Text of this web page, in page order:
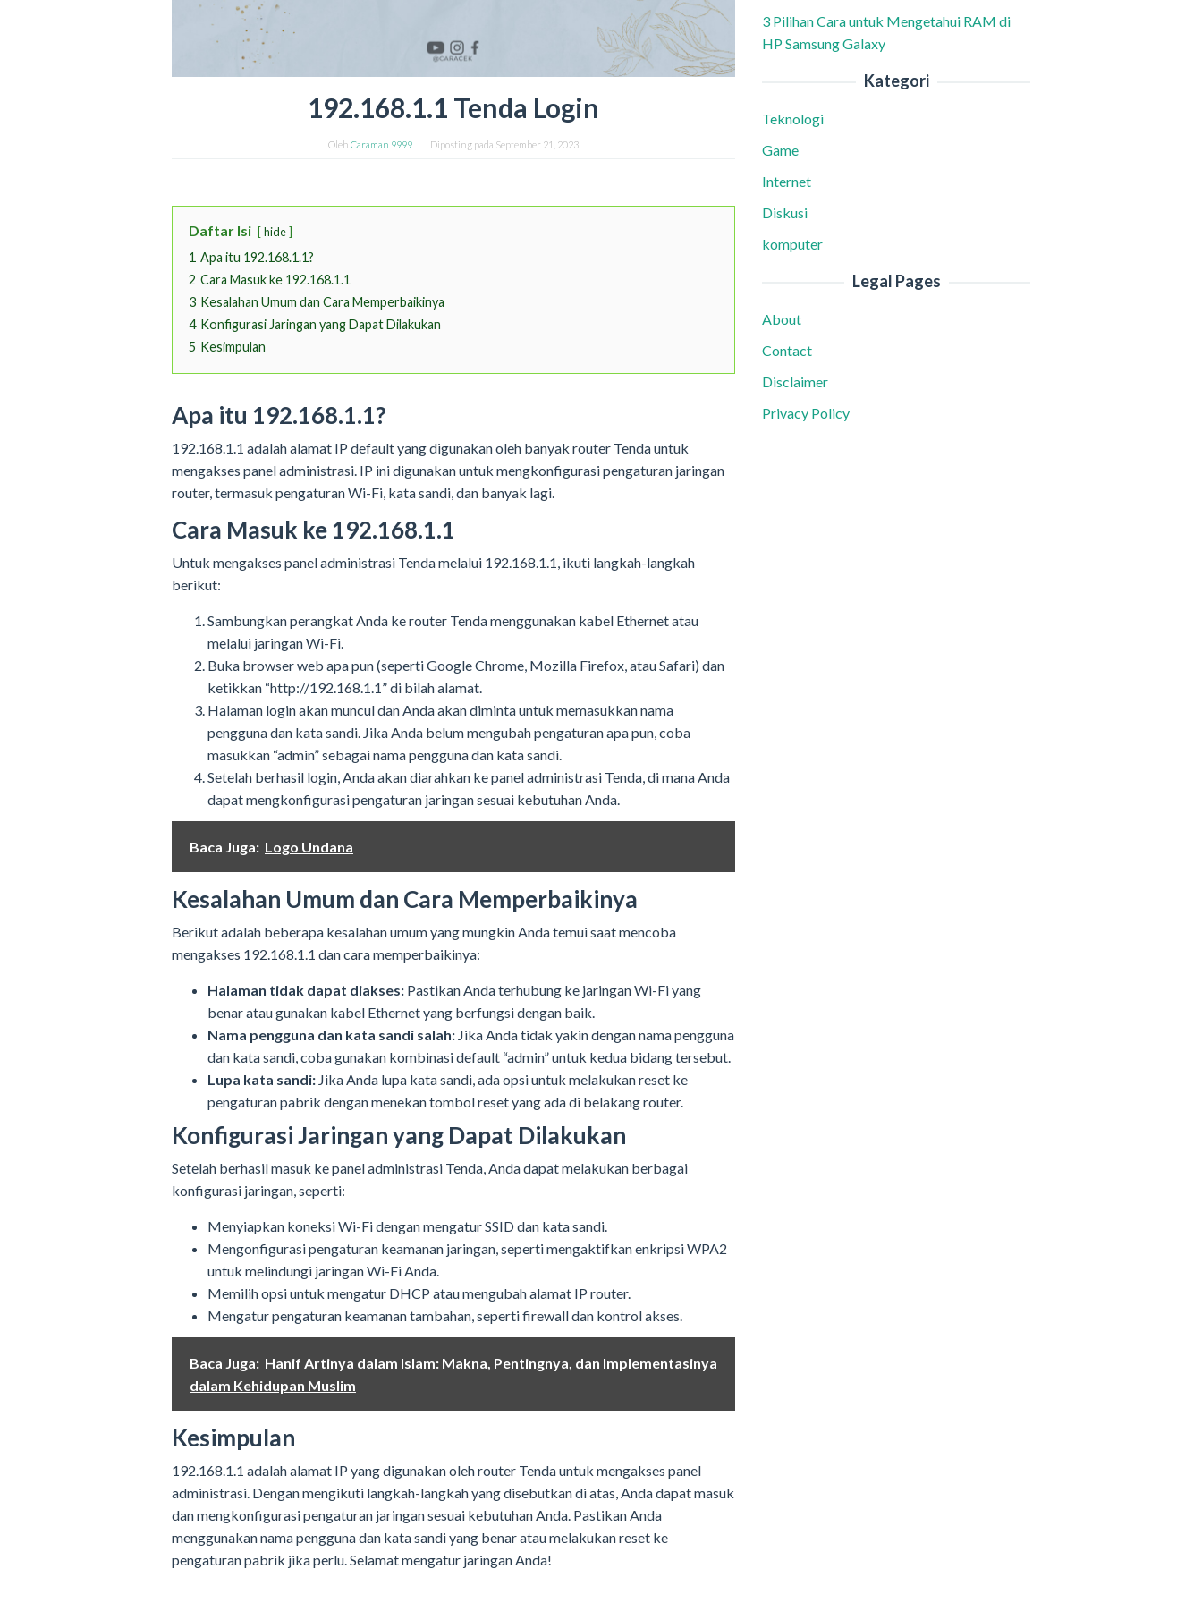
192.168.1.1 Tenda Login
Oleh Caraman 9999 Diposting pada September 21, 2023
Daftar Isi hide
1 Apa itu 192.168.1.1?
2 Cara Masuk ke 192.168.1.1
3 Kesalahan Umum dan Cara Memperbaikinya
4 Konfigurasi Jaringan yang Dapat Dilakukan
5 Kesimpulan
Apa itu 192.168.1.1?
192.168.1.1 adalah alamat IP default yang digunakan oleh banyak router Tenda untuk
mengakses panel administrasi. IP ini digunakan untuk mengkonfigurasi pengaturan jaringan
router, termasuk pengaturan Wi-Fi, kata sandi, dan banyak lagi.
Cara Masuk ke 192.168.1.1
Untuk mengakses panel administrasi Tenda melalui 192.168.1.1, ikuti langkah-langkah
berikut:
Sambungkan perangkat Anda ke router Tenda menggunakan kabel Ethernet atau
melalui jaringan Wi-Fi.
Buka browser web apa pun (seperti Google Chrome, Mozilla Firefox, atau Safari) dan
ketikkan “http://192.168.1.1” di bilah alamat.
Halaman login akan muncul dan Anda akan diminta untuk memasukkan nama
pengguna dan kata sandi. Jika Anda belum mengubah pengaturan apa pun, coba
masukkan “admin” sebagai nama pengguna dan kata sandi.
Setelah berhasil login, Anda akan diarahkan ke panel administrasi Tenda, di mana Anda
dapat mengkonfigurasi pengaturan jaringan sesuai kebutuhan Anda.
Baca Juga: Logo Undana
Kesalahan Umum dan Cara Memperbaikinya
Berikut adalah beberapa kesalahan umum yang mungkin Anda temui saat mencoba
mengakses 192.168.1.1 dan cara memperbaikinya:
Halaman tidak dapat diakses: Pastikan Anda terhubung ke jaringan Wi-Fi yang
benar atau gunakan kabel Ethernet yang berfungsi dengan baik.
Nama pengguna dan kata sandi salah: Jika Anda tidak yakin dengan nama pengguna
dan kata sandi, coba gunakan kombinasi default “admin” untuk kedua bidang tersebut.
Lupa kata sandi: Jika Anda lupa kata sandi, ada opsi untuk melakukan reset ke
pengaturan pabrik dengan menekan tombol reset yang ada di belakang router.
Konfigurasi Jaringan yang Dapat Dilakukan
Setelah berhasil masuk ke panel administrasi Tenda, Anda dapat melakukan berbagai
konfigurasi jaringan, seperti:
Menyiapkan koneksi Wi-Fi dengan mengatur SSID dan kata sandi.
Mengonfigurasi pengaturan keamanan jaringan, seperti mengaktifkan enkripsi WPA2
untuk melindungi jaringan Wi-Fi Anda.
Memilih opsi untuk mengatur DHCP atau mengubah alamat IP router.
Mengatur pengaturan keamanan tambahan, seperti firewall dan kontrol akses.
Baca Juga: Hanif Artinya dalam Islam: Makna, Pentingnya, dan Implementasinya
dalam Kehidupan Muslim
Kesimpulan
192.168.1.1 adalah alamat IP yang digunakan oleh router Tenda untuk mengakses panel
administrasi. Dengan mengikuti langkah-langkah yang disebutkan di atas, Anda dapat masuk
dan mengkonfigurasi pengaturan jaringan sesuai kebutuhan Anda. Pastikan Anda
menggunakan nama pengguna dan kata sandi yang benar atau melakukan reset ke
pengaturan pabrik jika perlu. Selamat mengatur jaringan Anda!
3 Pilihan Cara untuk Mengetahui RAM di
HP Samsung Galaxy
Kategori
Teknologi
Game
Internet
Diskusi
komputer
Legal Pages
About
Contact
Disclaimer
Privacy Policy